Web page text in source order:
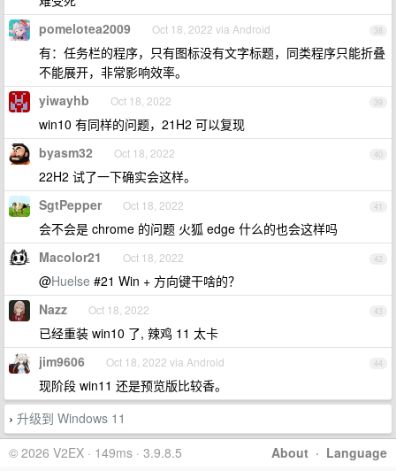
38
pomelotea2009 Oct 18, 2022 via Android
有：任务栏的程序，只有图标没有文字标题，同类程序只能折叠
不能展开，非常影响效率。
39
yiwayhb Oct 18, 2022
win10 有同样的问题，21H2 可以复现
40
byasm32 Oct 18, 2022
22H2 试了一下确实会这样。
41
SgtPepper Oct 18, 2022
会不会是 chrome 的问题 火狐 edge 什么的也会这样吗
42
Macolor21 Oct 18, 2022
@Huelse #21 Win + 方向键干啥的？
43
Nazz Oct 18, 2022
已经重装 win10 了, 辣鸡 11 太卡
44
jim9606 Oct 18, 2022 via Android
现阶段 win11 还是预览版比较香。
› 升级到 Windows 11
About · Language
© 2026 V2EX · 149ms · 3.9.8.5